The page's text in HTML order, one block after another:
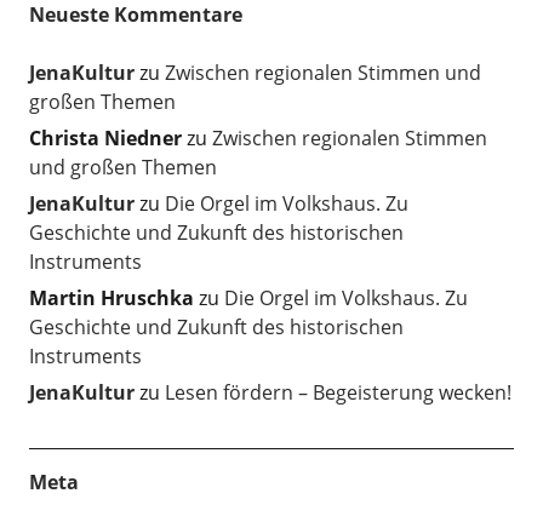
Neueste Kommentare
JenaKulturzu Zwischen regionalen Stimmen und
großen Themen
Christa Niednerzu Zwischen regionalen Stimmen
und großen Themen
JenaKulturzu Die Orgel im Volkshaus. Zu
Geschichte und Zukunft des historischen
Instruments
Martin Hruschka zu Die Orgel im Volkshaus. Zu
Geschichte und Zukunft des historischen
Instruments
JenaKulturzu Lesen fördern – Begeisterung wecken!
Meta